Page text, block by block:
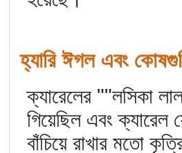
হ্যারি ঈগল এবং
ক্যারেলের ""লসিকা
গিয়েছিল এবং ক্যারেল
বাঁচিয়ে রাখার মতো